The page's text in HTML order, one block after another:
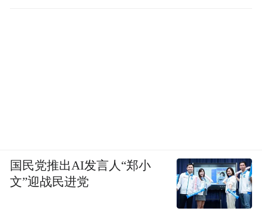
国民党推出AI发言人“郑小
文”迎战民进党